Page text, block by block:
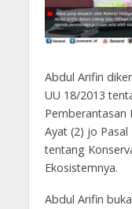
Abdul Arifin
UU 18/2013
Pemberantasan
Ayat (2) jo Pasal
tentang
Ekosistemnya.
Abdul Arifin